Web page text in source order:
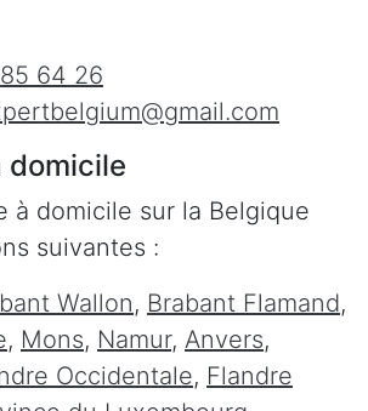
64 26
domicile
à domicile sur la Belgique
suivantes :
Wallon, Brabant Flamand,
, Mons, Namur, Anvers,
Occidentale, Flandre